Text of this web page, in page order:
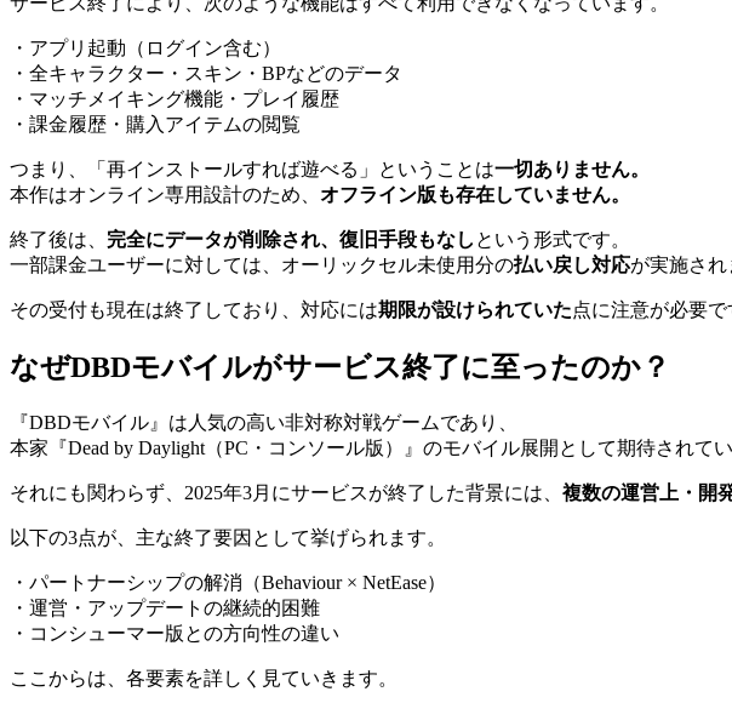
・アプリ起動（ログイン含む）
・全キャラクター・スキン・BPなどのデータ
・マッチメイキング機能・プレイ履歴
・課金履歴・購入アイテムの閲覧
つまり、「再インストールすれば遊べる」ということは一切ありません。
本作はオンライン専用設計のため、 オフライン版も存在していません。
終了後は、 完全にデータが削除され、復旧手段もなし という形式です。
一部課金ユーザーに対しては、オーリックセル未使用分の払い戻し対応が実施され
その受付も現在は終了しており、対応には期限が設けられていた点に注意が必要で
なぜDBDモバイルがサービス終了に至ったのか？
『DBDモバイル』は人気の高い非対称対戦ゲームであり、
本家『Dead by Daylight（PC・コンソール版）』のモバイル展開として期待されてい
それにも関わらず、2025年3月にサービスが終了した背景には、 複数の運営上・開
以下の3点が、主な終了要因として挙げられます。
・パートナーシップの解消（Behaviour × NetEase）
・運営・アップデートの継続的困難
・コンシューマー版との方向性の違い
ここからは、各要素を詳しく見ていきます。